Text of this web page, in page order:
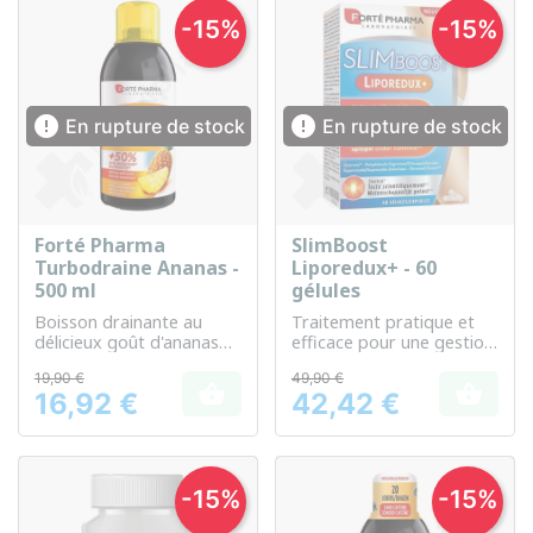
 En rupture de stock
Forté Pharma
Turbodraine Ananas -
500 ml
Boisson drainante au
délicieux goût d'ananas
détoxifier l'organisme
Prix
19,90 €
16,92 €
-15%
 En rupture de stock
SlimBoost
Liporedux+ - 60
gélules
Traitement pratique et
efficace pour une gestion
Prix
49,90 €
42,42 €
-15%
-15% -15%